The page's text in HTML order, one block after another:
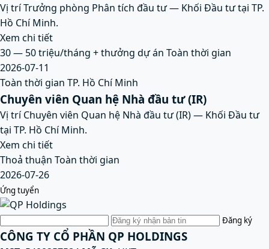
Vị trí Trưởng phòng Phân tích đầu tư — Khối Đầu tư tại TP.
Hồ Chí Minh.
Xem chi tiết
30 — 50 triệu/tháng + thưởng dự án Toàn thời gian
2026-07-11
Toàn thời gian TP. Hồ Chí Minh
Chuyên viên Quan hệ Nhà đầu tư (IR)
Vị trí Chuyên viên Quan hệ Nhà đầu tư (IR) — Khối Đầu tư
tại TP. Hồ Chí Minh.
Xem chi tiết
Thoả thuận Toàn thời gian
2026-07-26
Ứng tuyển
Email Đăng ký
CÔNG TY CỔ PHẦN QP HOLDINGS